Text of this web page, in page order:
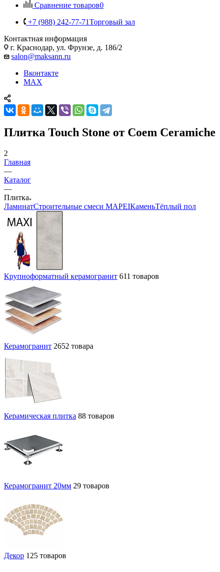
Сравнение товаров0
+7 (988) 242-77-71Торговый зал
Контактная информация
г. Краснодар, ул. Фрунзе, д. 186/2
salon@maksann.ru
Вконтакте
MAX
Плитка Touch Stone от Coem Ceramiche
2
Главная
—
Каталог
—
Плитка
ЛаминатСтроительные смеси MAPEIКаменьТёплый пол
Крупноформатный керамогранит 611 товаров
Керамогранит 2652 товара
Керамическая плитка 88 товаров
Керамогранит 20мм 29 товаров
Декор 125 товаров